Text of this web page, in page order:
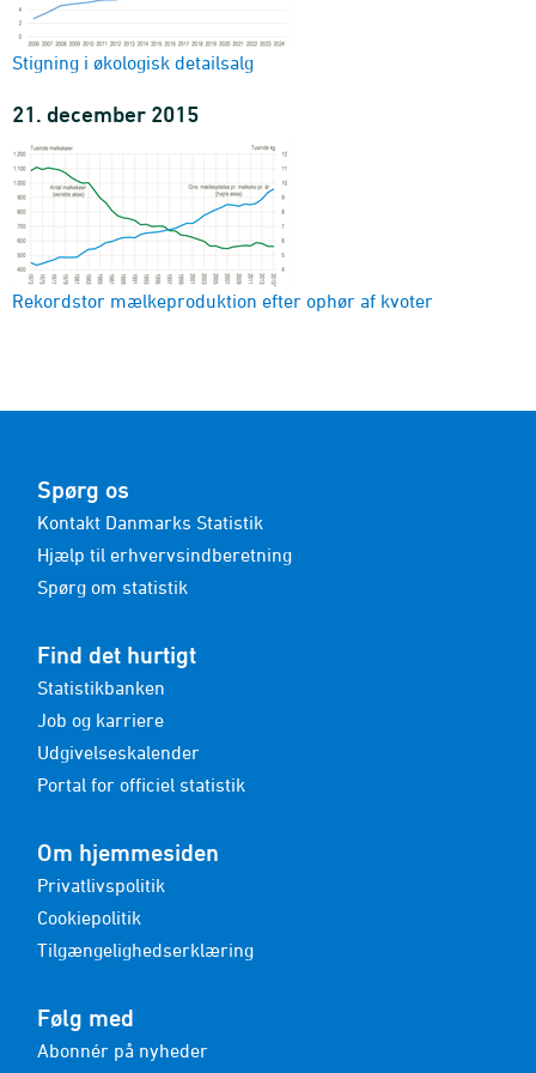
Stigning i økologisk detailsalg
21. december 2015
Rekordstor mælkeproduktion efter ophør af kvoter
Spørg os
Kontakt Danmarks Statistik
Hjælp til erhvervsindberetning
Spørg om statistik
Find det hurtigt
Statistikbanken
Job og karriere
Udgivelseskalender
Portal for officiel statistik
Om hjemmesiden
Privatlivspolitik
Cookiepolitik
Tilgængelighedserklæring
Følg med
Abonnér på nyheder